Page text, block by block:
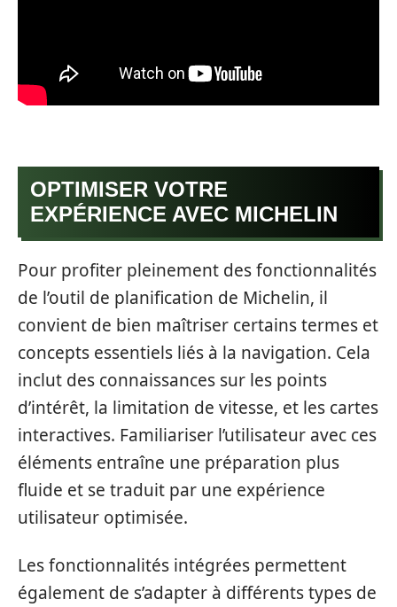
OPTIMISER VOTRE
EXPÉRIENCE AVEC MICHELIN
Pour profiter pleinement des fonctionnalités
de l’outil de planification de Michelin, il
convient de bien maîtriser certains termes et
concepts essentiels liés à la navigation. Cela
inclut des connaissances sur les points
d’intérêt, la limitation de vitesse, et les cartes
interactives. Familiariser l’utilisateur avec ces
éléments entraîne une préparation plus
fluide et se traduit par une expérience
utilisateur optimisée.
Les fonctionnalités intégrées permettent
également de s’adapter à différents types de